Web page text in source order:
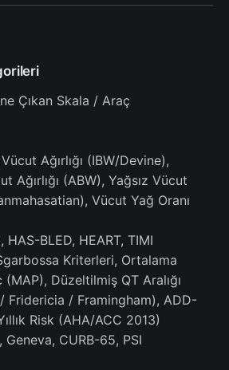
Çıkan Skala / Araç
Ağırlığı (IBW/Devine),
Ağırlığı (ABW), Yağsız Vücut
Vücut Yağ Oranı
HAS-BLED, HEART, TIMI
Kriterleri, Ortalama
(MAP), Düzeltilmiş QT Aralığı
Fridericia / Framingham), ADD-
Risk (AHA/ACC 2013)
Geneva, CURB-65, PSI